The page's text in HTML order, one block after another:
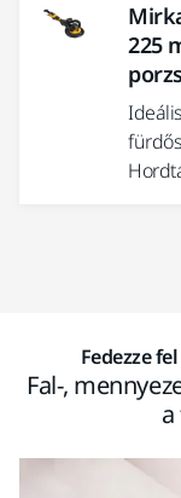
225
Fedezze
Fal-,